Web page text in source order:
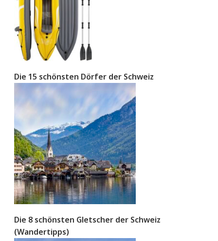
Die 15 schönsten Dörfer der Schweiz
Die 8 schönsten Gletscher der Schweiz
(Wandertipps)